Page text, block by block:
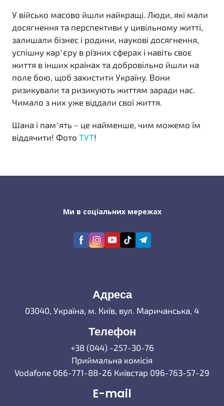
У військо масово йшли найкращі. Люди, які мали
досягнення та перспективи у цивільному житті,
залишали бізнес і родини, наукові досягнення,
успішну карʼєру в різних сферах і навіть своє
життя в інших країнах та добровільно йшли на
поле бою, щоб захистити Україну. Вони
ризикували та ризикують життям заради нас.
Чимало з них уже віддали свої життя.
Шана і памʼять – це найменше, чим можемо їм
віддячити! Фото ТУТ!
Ми в соціальних мережах
Адреса
03040, Україна, м. Київ, вул. Маричанська, 4
Телефон
+38 (044) -257-30-76
Приймальна комісія
Vodafone 066-771-88-26 Київстар 096-763-57-29
E-mail